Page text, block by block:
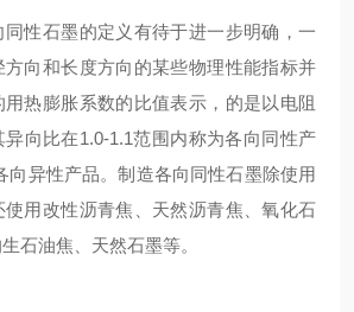
同性石墨的定义有待于进一步明确，一
向和长度方向的某些物理性能指标并
热膨胀系数的比值表示，的是以电阻
向比在1.0-1.1范围内称为各向同性产
向异性产品。制造各向同性石墨除使用
用改性沥青焦、天然沥青焦、氧化石
石油焦、天然石墨等。